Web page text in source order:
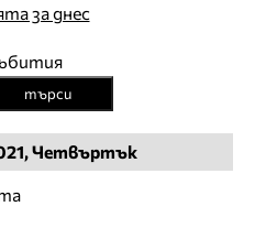
за днес
търси
Четвъртък